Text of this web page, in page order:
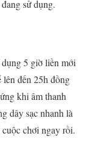
sử dụng.
5 giờ liền mới
lên đến 25h đồng
khi âm thanh
dây sạc nhanh là
chơi ngay rồi.